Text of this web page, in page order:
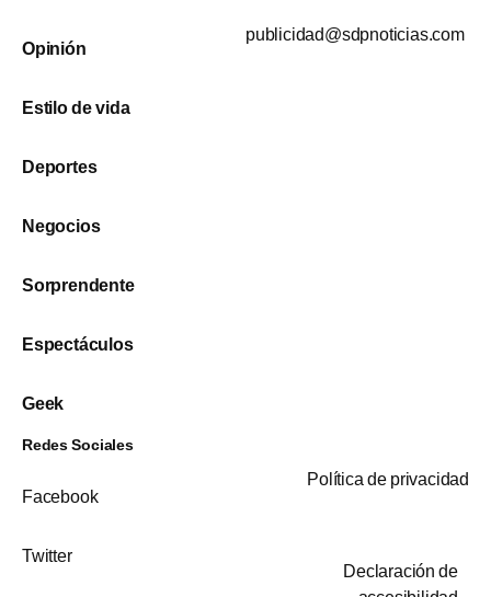
Opinión
Estilo de vida
Deportes
Negocios
Sorprendente
Espectáculos
Geek
publicidad@sdpnoticias.com
Redes Sociales
Facebook
Twitter
Política de privacidad
Declaración de